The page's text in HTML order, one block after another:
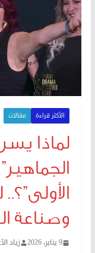
الأكثر قراءة مقالات
لماذا
الأولى”؟..
وصناعة
9 يناير، 2026 زياد